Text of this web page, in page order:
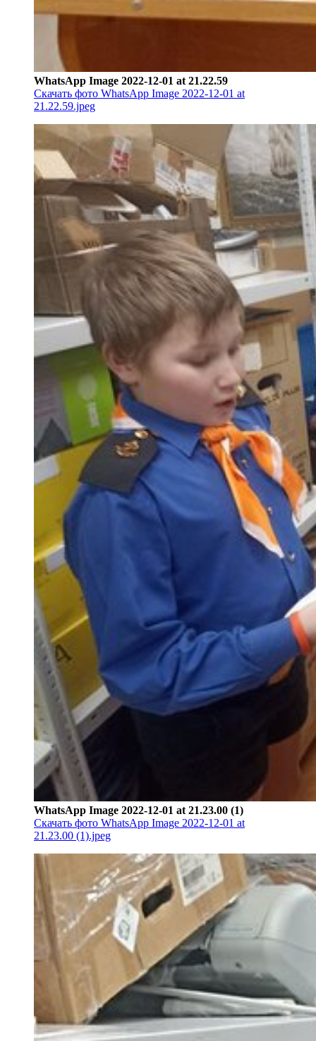
WhatsApp Image 2022-12-01 at 21.22.59
Скачать фото WhatsApp Image 2022-12-01 at
21.22.59.jpeg
WhatsApp Image 2022-12-01 at 21.23.00 (1)
Скачать фото WhatsApp Image 2022-12-01 at
21.23.00 (1).jpeg